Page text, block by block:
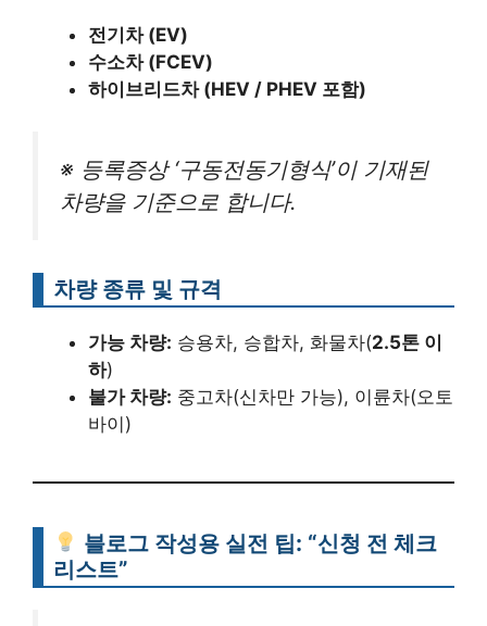
전기차 (EV)
수소차 (FCEV)
하이브리드차 (HEV / PHEV 포함)
※ 등록증상 ‘구동전동기형식’이 기재된
차량을 기준으로 합니다.
차량 종류 및 규격
가능 차량: 승용차, 승합차, 화물차(2.5톤 이
하)
불가 차량: 중고차(신차만 가능), 이륜차(오토
바이)
블로그 작성용 실전 팁: “신청 전 체크
리스트”